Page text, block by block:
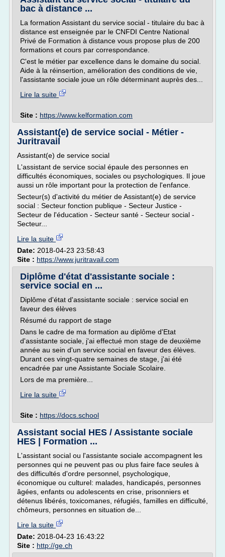
bac à distance ...
La formation Assistant du service social - titulaire du bac à
distance est enseignée par le CNFDI Centre National
Privé de Formation à distance vous propose plus de 200
formations et cours par correspondance.
C'est le métier par excellence dans le domaine du social.
Aide à la réinsertion, amélioration des conditions de vie,
l'assistante sociale joue un rôle déterminant auprès des...
Lire la suite
Site : https://www.kelformation.com
Assistant(e) de service social - Métier -
Juritravail
Assistant(e) de service social
L'assistant de service social épaule des personnes en
difficultés économiques, sociales ou psychologiques. Il joue
aussi un rôle important pour la protection de l'enfance.
Secteur(s) d'activité du métier de Assistant(e) de service
social : Secteur fonction publique - Secteur Justice -
Secteur de l'éducation - Secteur santé - Secteur social -
Secteur...
Lire la suite
Date: 2018-04-23 23:58:43
Site : https://www.juritravail.com
Diplôme d'état d'assistante sociale :
service social en ...
Diplôme d'état d'assistante sociale : service social en
faveur des élèves
Résumé du rapport de stage
Dans le cadre de ma formation au diplôme d'Etat
d'assistante sociale, j'ai effectué mon stage de deuxième
année au sein d'un service social en faveur des élèves.
Durant ces vingt-quatre semaines de stage, j'ai été
encadrée par une Assistante Sociale Scolaire.
Lors de ma première...
Lire la suite
Site : https://docs.school
Assistant social HES / Assistante sociale
HES | Formation ...
L'assistant social ou l'assistante sociale accompagnent les
personnes qui ne peuvent pas ou plus faire face seules à
des difficultés d'ordre personnel, psychologique,
économique ou culturel: malades, handicapés, personnes
âgées, enfants ou adolescents en crise, prisonniers et
détenus libérés, toxicomanes, réfugiés, familles en difficulté,
chômeurs, personnes en situation de...
Lire la suite
Date: 2018-04-23 16:43:22
Site : http://ge.ch